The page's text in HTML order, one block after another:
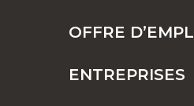
OFFRE
ENTREPRISES